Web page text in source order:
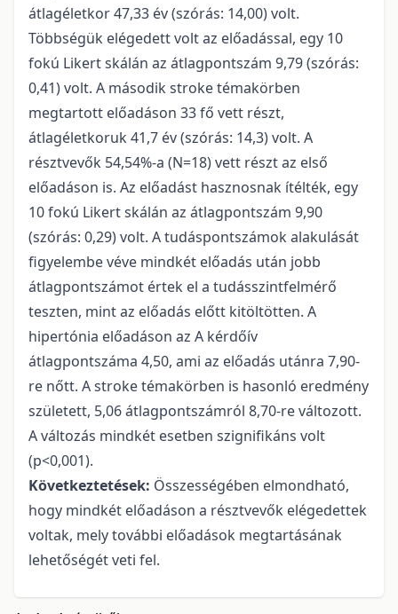
átlagéletkor 47,33 év (szórás: 14,00) volt.
Többségük elégedett volt az előadással, egy 10
fokú Likert skálán az átlagpontszám 9,79 (szórás:
0,41) volt. A második stroke témakörben
megtartott előadáson 33 fő vett részt,
átlagéletkoruk 41,7 év (szórás: 14,3) volt. A
résztvevők 54,54%-a (N=18) vett részt az első
előadáson is. Az előadást hasznosnak ítélték, egy
10 fokú Likert skálán az átlagpontszám 9,90
(szórás: 0,29) volt. A tudáspontszámok alakulását
figyelembe véve mindkét előadás után jobb
átlagpontszámot értek el a tudásszintfelmérő
teszten, mint az előadás előtt kitöltötten. A
hipertónia előadáson az A kérdőív
átlagpontszáma 4,50, ami az előadás utánra 7,90-
re nőtt. A stroke témakörben is hasonló eredmény
született, 5,06 átlagpontszámról 8,70-re változott.
A változás mindkét esetben szignifikáns volt
(p<0,001).
Következtetések: Összességében elmondható,
hogy mindkét előadáson a résztvevők elégedettek
voltak, mely további előadások megtartásának
lehetőségét veti fel.